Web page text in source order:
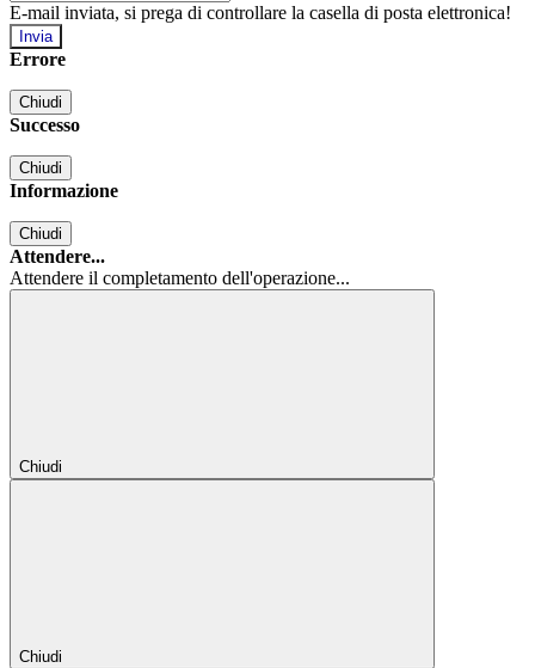
E-mail inviata, si prega di controllare la casella di posta elettronica!
Errore
Chiudi
Successo
Chiudi
Informazione
Chiudi
Attendere...
Attendere il completamento dell'operazione...
Chiudi
Chiudi